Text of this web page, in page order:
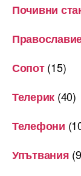
Почивни
Сопот(15)
Телерик (40)
Телефони
Упътвания